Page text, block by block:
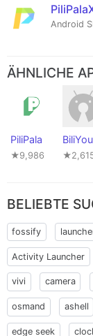
Android
ÄHNLICHE
PiliPala
★9,986
BiliYou
BELIEBTE
fossify
Activity Launcher
vivi camera
osmand ashell
edge seek